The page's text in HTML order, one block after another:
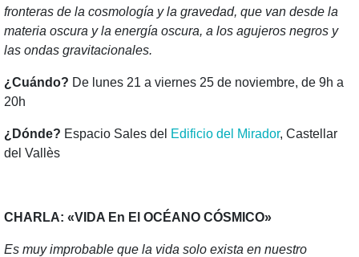
fronteras de la cosmología y la gravedad, que van desde la
materia oscura y la energía oscura, a los agujeros negros y
las ondas gravitacionales.
¿Cuándo? De lunes 21 a viernes 25 de noviembre, de 9h a
20h
¿Dónde? Espacio Sales del Edificio del Mirador, Castellar
del Vallès
CHARLA: «VIDA En El OCÉANO CÓSMICO»
Es muy improbable que la vida solo exista en nuestro